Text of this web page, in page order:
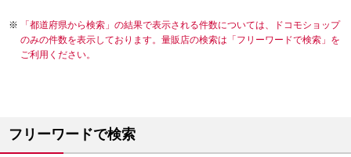
「都道府県から検索」の結果で表示される件数については、ドコモショップ
のみの件数を表示しております。量販店の検索は「フリーワードで検索」を
ご利用ください。
フリーワードで検索